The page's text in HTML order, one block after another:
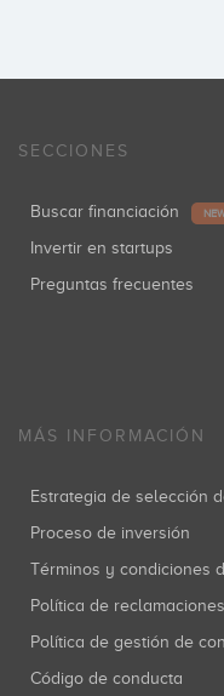
SECCIONES
Buscar financiación
Invertir en startups
Preguntas frecuentes
MÁS INFORMACIÓN
Estrategia de selección
Proceso de inversión
Términos y condiciones
Política de reclamaciones
Política de gestión de
Código de conducta